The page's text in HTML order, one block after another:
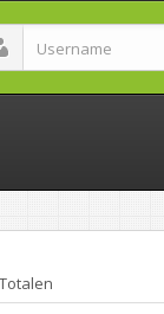
Totalen